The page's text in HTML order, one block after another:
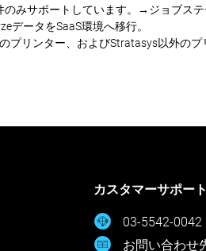
のみサポートしています。→ジョブス
データをSaaS環境へ移行。
プリンター、およびStratasys以外のプ
カスタマーサポート
03-5542-0042
お問い合わせ